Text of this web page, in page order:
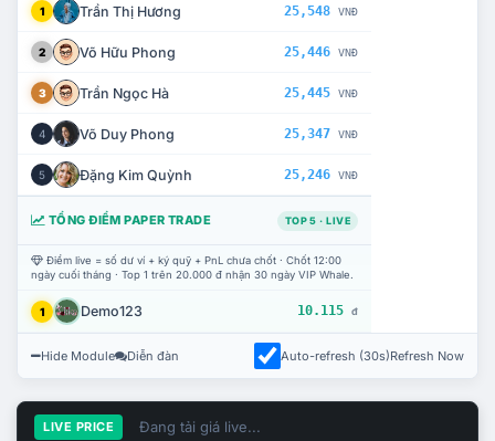
1 Trần Thị Hương 25,548 VNĐ
2 Võ Hữu Phong 25,446 VNĐ
3 Trần Ngọc Hà 25,445 VNĐ
4 Võ Duy Phong 25,347 VNĐ
5 Đặng Kim Quỳnh 25,246 VNĐ
TỔNG ĐIỂM PAPER TRADE TOP 5 · LIVE
Điểm live = số dư ví + ký quỹ + PnL chưa chốt · Chốt 12:00
ngày cuối tháng · Top 1 trên 20.000 đ nhận 30 ngày VIP Whale.
1 Demo123 10.115 đ
Hide Module Diễn đàn Auto-refresh (30s)Refresh Now
LIVE PRICE Đang tải giá live...